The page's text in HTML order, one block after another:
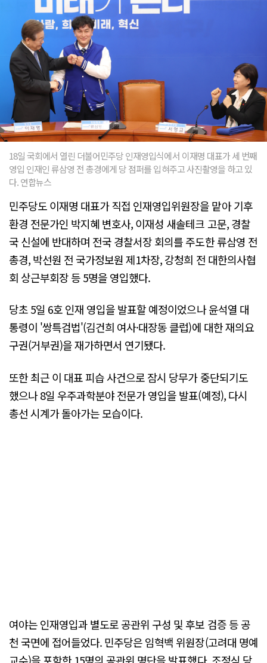
18일 국회에서 열린 더불어민주당 인재영입식에서 이재명 대표가 세 번째
영입 인재인 류삼영 전 총경에게 당 점퍼를 입혀주고 사진촬영을 하고 있
다. 연합뉴스
민주당도 이재명 대표가 직접 인재영입위원장을 맡아 기후
환경 전문가인 박지혜 변호사, 이재성 새솔테크 고문, 경찰
국 신설에 반대하며 전국 경찰서장 회의를 주도한 류삼영 전
총경, 박선원 전 국가정보원 제1차장, 강청희 전 대한의사협
회 상근부회장 등 5명을 영입했다.
당초 5일 6호 인재 영입을 발표할 예정이었으나 윤석열 대
통령이 '쌍특검법'(김건희 여사·대장동 클럽)에 대한 재의요
구권(거부권)을 재가하면서 연기됐다.
또한 최근 이 대표 피습 사건으로 잠시 당무가 중단되기도
했으나 8일 우주과학분야 전문가 영입을 발표(예정), 다시
총선 시계가 돌아가는 모습이다.
여야는 인재영입과 별도로 공관위 구성 및 후보 검증 등 공
천 국면에 접어들었다. 민주당은 임혁백 위원장(고려대 명예